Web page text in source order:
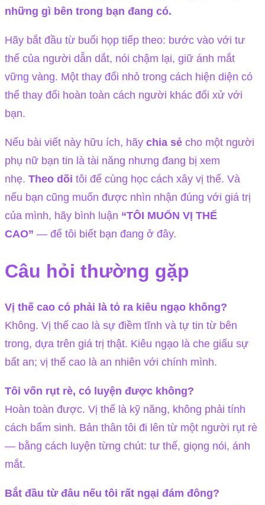
những gì bên trong bạn đang có.
Hãy bắt đầu từ buổi họp tiếp theo: bước vào với tư
thế của người dẫn dắt, nói chậm lại, giữ ánh mắt
vững vàng. Một thay đổi nhỏ trong cách hiện diện có
thể thay đổi hoàn toàn cách người khác đối xử với
bạn.
Nếu bài viết này hữu ích, hãy chia sẻ cho một người
phụ nữ bạn tin là tài năng nhưng đang bị xem
nhẹ. Theo dõi tôi để cùng học cách xây vị thế. Và
nếu bạn cũng muốn được nhìn nhận đúng với giá trị
của mình, hãy bình luận “TÔI MUỐN VỊ THẾ
CAO” — để tôi biết bạn đang ở đây.
Câu hỏi thường gặp
Vị thế cao có phải là tỏ ra kiêu ngạo không?
Không. Vị thế cao là sự điềm tĩnh và tự tin từ bên
trong, dựa trên giá trị thật. Kiêu ngạo là che giấu sự
bất an; vị thế cao là an nhiên với chính mình.
Tôi vốn rụt rè, có luyện được không?
Hoàn toàn được. Vị thế là kỹ năng, không phải tính
cách bẩm sinh. Bản thân tôi đi lên từ một người rụt rè
— bằng cách luyện từng chút: tư thế, giọng nói, ánh
mắt.
Bắt đầu từ đâu nếu tôi rất ngại đám đông?